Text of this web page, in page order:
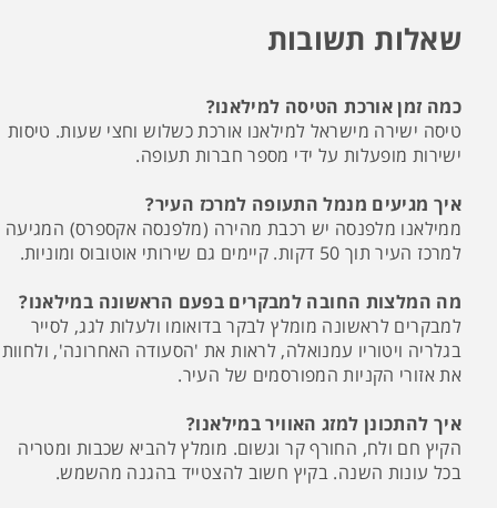
שאלות תשובות
כמה זמן אורכת הטיסה למילאנו?
טיסה ישירה מישראל למילאנו אורכת כשלוש וחצי שעות. טיסות
ישירות מופעלות על ידי מספר חברות תעופה.
איך מגיעים מנמל התעופה למרכז העיר?
ממילאנו מלפנסה יש רכבת מהירה (מלפנסה אקספרס) המגיעה
למרכז העיר תוך 50 דקות. קיימים גם שירותי אוטובוס ומוניות.
מה המלצות החובה למבקרים בפעם הראשונה במילאנו?
למבקרים לראשונה מומלץ לבקר בדואומו ולעלות לגג, לסייר
בגלריה ויטוריו עמנואלה, לראות את 'הסעודה האחרונה', ולחוות
את אזורי הקניות המפורסמים של העיר.
איך להתכונן למזג האוויר במילאנו?
הקיץ חם ולח, החורף קר וגשום. מומלץ להביא שכבות ומטריה
בכל עונות השנה. בקיץ חשוב להצטייד בהגנה מהשמש.